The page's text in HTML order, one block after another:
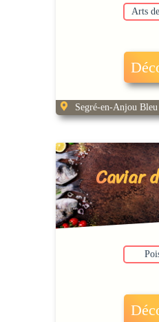
Arts
Segré-en-Anjou Bleu
Caviar